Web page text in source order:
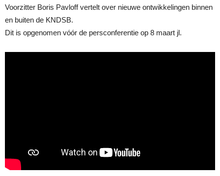
Voorzitter Boris Pavloff vertelt over nieuwe ontwikkelingen binnen
en buiten de KNDSB.
Dit is opgenomen vóór de persconferentie op 8 maart jl.